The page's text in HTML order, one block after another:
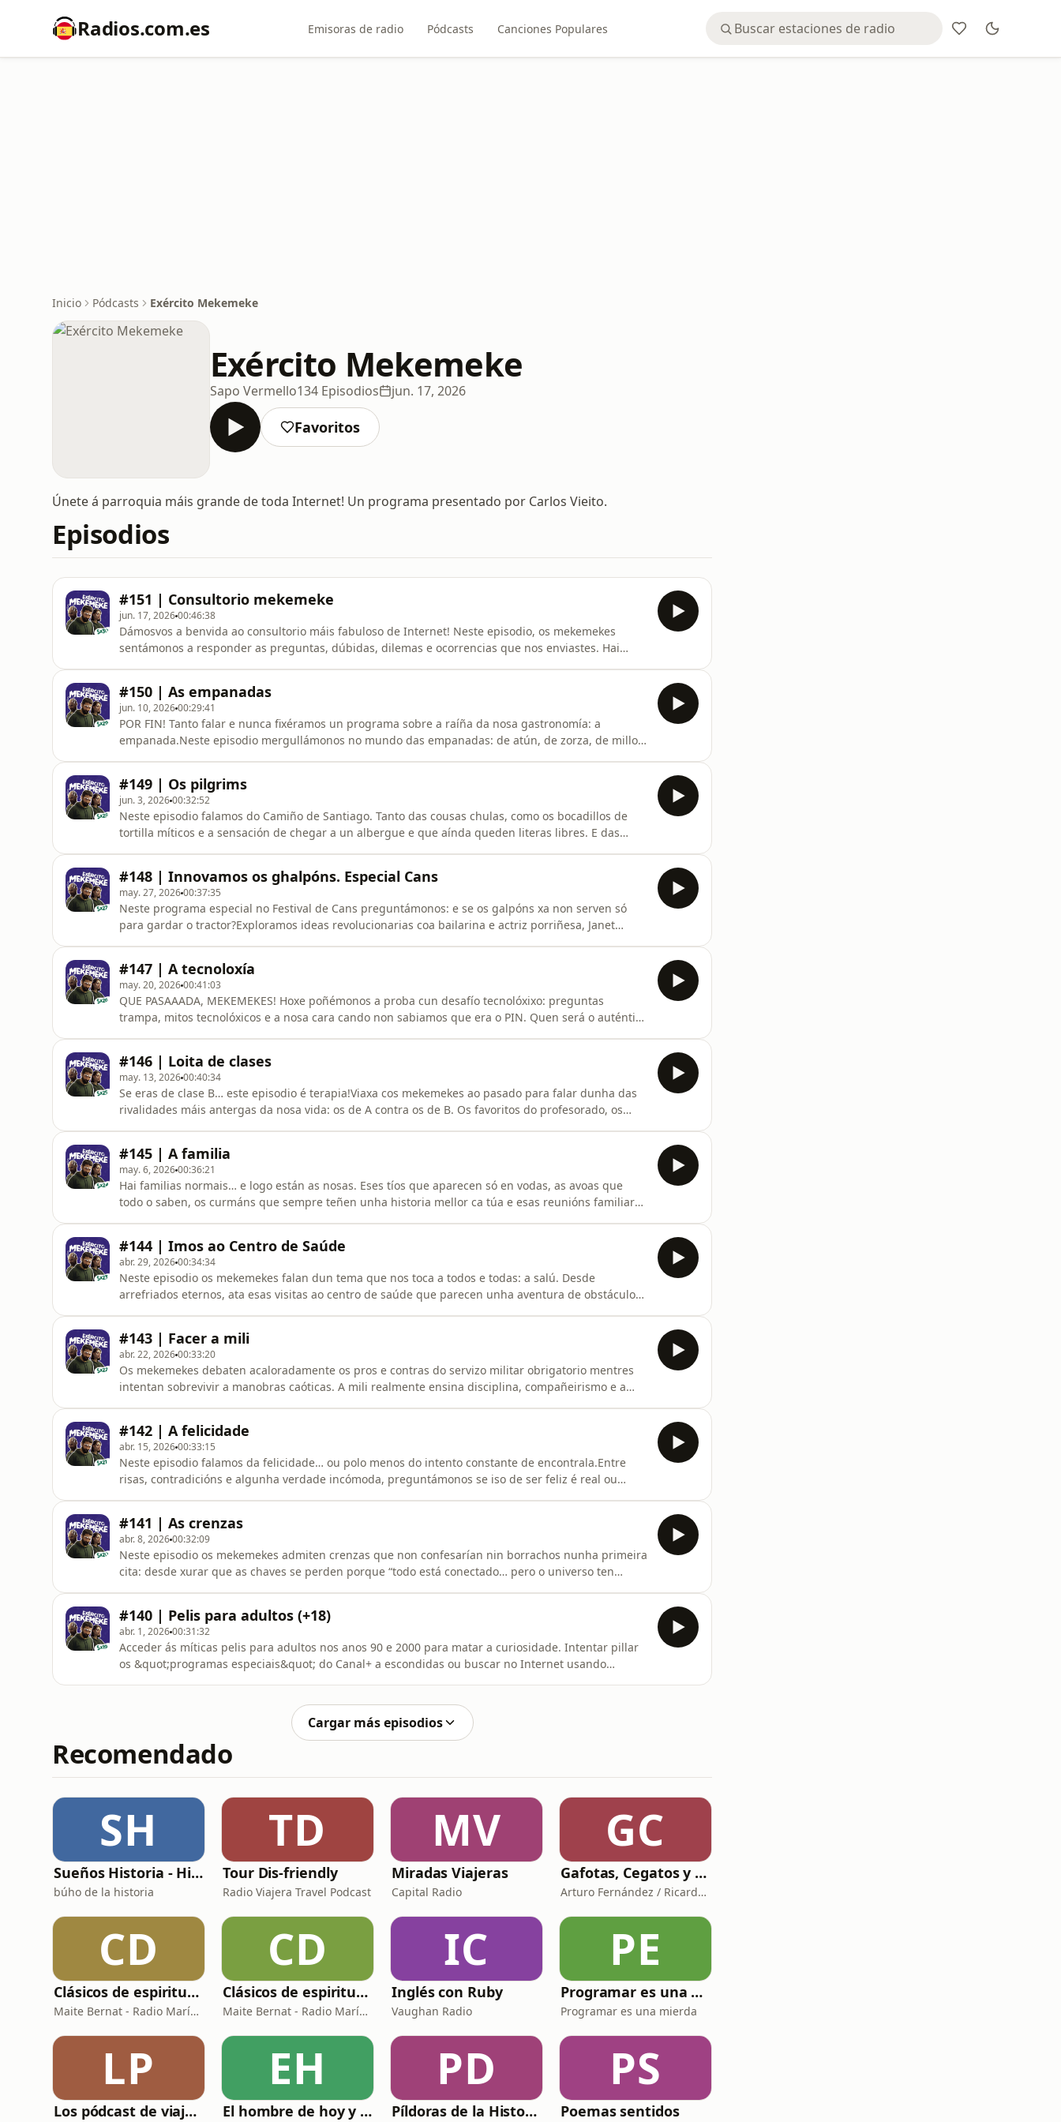
Radios.com.es Emisoras de radio Pódcasts Canciones Populares
Inicio Pódcasts Exército Mekemeke
Exército Mekemeke
Sapo Vermello134 Episodios jun. 17, 2026
Favoritos
Únete á parroquia máis grande de toda Internet! Un programa presentado por Carlos Vieito.
Episodios
#151 | Consultorio mekemeke
jun. 17, 202600:46:38
Dámosvos a benvida ao consultorio máis fabuloso de Internet! Neste episodio, os mekemekes
sentámonos a responder as preguntas, dúbidas, dilemas e ocorrencias que nos enviastes. Hai
Se queredes participar
#150 | As empanadas
jun. 10, 202600:29:41
POR FIN! Tanto falar e nunca fixéramos un programa sobre a raíña da nosa gastronomía: a
empanada.Neste episodio mergullámonos no mundo das empanadas: de atún, de zorza, de millo,
momentos de cada programa no noso
#149 | Os pilgrims
jun. 3, 202600:32:52
Neste episodio falamos do Camiño de Santiago. Tanto das cousas chulas, como os bocadillos de
tortilla míticos e a sensación de chegar a un albergue e que aínda queden literas libres. E das
como están trans
#148 | Innovamos os ghalpóns. Especial Cans
may. 27, 202600:37:35
Neste programa especial no Festival de Cans preguntámonos: e se os galpóns xa non serven só
para gardar o tractor?Exploramos ideas revolucionarias coa bailarina e actriz porriñesa, Janet
cacarexo dunha pita libr
#147 | A tecnoloxía
may. 20, 202600:41:03
QUE PASAAADA, MEKEMEKES! Hoxe poñémonos a proba cun desafío tecnolóxixo: preguntas
trampa, mitos tecnolóxicos e a nosa cara cando non sabiamos que era o PIN. Quen será o auténtico
no noso ⁠⁠⁠⁠⁠⁠⁠⁠⁠⁠⁠⁠⁠⁠⁠⁠⁠⁠⁠⁠⁠⁠⁠⁠⁠⁠⁠
#146 | Loita de clases
may. 13, 202600:40:34
Se eras de clase B… este episodio é terapia!Viaxa cos mekemekes ao pasado para falar dunha das
rivalidades máis antergas da nosa vida: os de A contra os de B. Os favoritos do profesorado, os
superiores, guerras ete
#145 | A familia
may. 6, 202600:36:21
Hai familias normais… e logo están as nosas. Eses tíos que aparecen só en vodas, as avoas que
todo o saben, os curmáns que sempre teñen unha historia mellor ca túa e esas reunións familiares
algunha vez pensaches “is
#144 | Imos ao Centro de Saúde
abr. 29, 202600:34:34
Neste episodio os mekemekes falan dun tema que nos toca a todos e todas: a salú. Desde
arrefriados eternos, ata esas visitas ao centro de saúde que parecen unha aventura de obstáculos.
humor, algo de frustración sanitari
#143 | Facer a mili
abr. 22, 202600:33:20
Os mekemekes debaten acaloradamente os pros e contras do servizo militar obrigatorio mentres
intentan sobrevivir a manobras caóticas. A mili realmente ensina disciplina, compañeirismo e a
sarxento que acaba bailando bachata
#142 | A felicidade
abr. 15, 202600:33:15
Neste episodio falamos da felicidade… ou polo menos do intento constante de encontrala.Entre
risas, contradicións e algunha verdade incómoda, preguntámonos se iso de ser feliz é real ou
#141 | As crenzas
abr. 8, 202600:32:09
Neste episodio os mekemekes admiten crenzas que non confesarían nin borrachos nunha primeira
cita: desde xurar que as chaves se perden porque “todo está conectado… pero o universo ten
comer queixo) e analíza
#140 | Pelis para adultos (+18)
abr. 1, 202600:31:32
Acceder ás míticas pelis para adultos nos anos 90 e 2000 para matar a curiosidade. Intentar pillar
os &quot;programas especiais&quot; do Canal+ a escondidas ou buscar no Internet usando
misterioso. Descubre os mellores
Cargar más episodios
Recomendado
SH
Sueños Historia - Histórico Podcast de historia relajada para dormir
búho de la historia
TD
Tour Dis-friendly
Radio Viajera Travel Podcast
MV
Miradas Viajeras
Capital Radio
GC
Gafotas, Cegatos y sus Aparatos - Podcast
Arturo Fernández / Ricardo Abad
CD
Clásicos de espiritualidad: El arte de aprovechar nuestras faltas
Maite Bernat - Radio María España
CD
Clásicos de espiritualidad: El combate espiritual
Maite Bernat - Radio María ESP
IC
Inglés con Ruby
Vaughan Radio
PE
Programar es una mierda
Programar es una mierda
LP
Los pódcast de viajes de Paco Nadal
EH
El hombre de hoy y Dios
PD
Píldoras de la Historia de España
PS
Poemas sentidos